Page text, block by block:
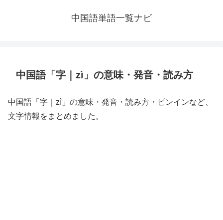
中国語単語一覧ナビ
中国語「字｜zì」の意味・発音・読み方
中国語「字｜zì」の意味・発音・読み方・ピンインなど、
文字情報をまとめました。